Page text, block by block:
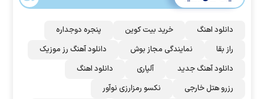
دانلود اهنگ خرید بیت کوین
پنجره دوجداره
راز بقا
نمایندگی مجاز بوش
دانلود آهنگ رز‌ موزیک
دانلود آهنگ جدید
آلپاری
دانلود اهنگ
رزرو هتل خارجی
نکسو رمزارزی نوآور